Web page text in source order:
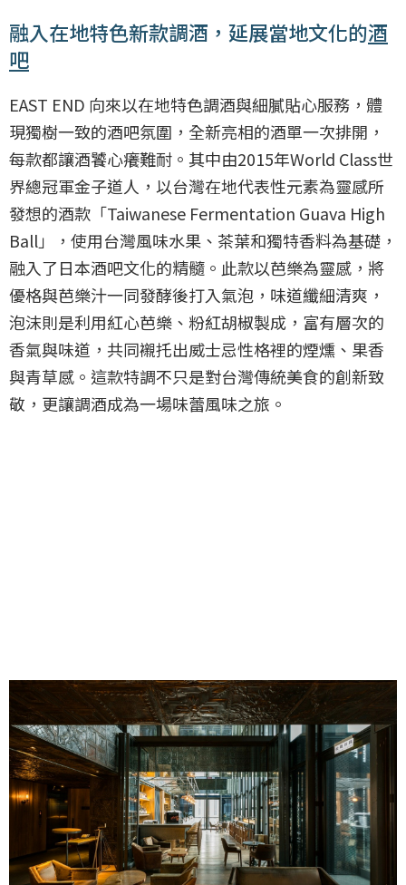
融入在地特色新款調酒，延展當地文化的酒
吧
EAST END 向來以在地特色調酒與細膩貼心服務，體
現獨樹一致的酒吧氛圍，全新亮相的酒單一次排開，
每款都讓酒饕心癢難耐。其中由2015年World Class世
界總冠軍金子道人，以台灣在地代表性元素為靈感所
發想的酒款「Taiwanese Fermentation Guava High
Ball」，使用台灣風味水果、茶葉和獨特香料為基礎，
融入了日本酒吧文化的精髓。此款以芭樂為靈感，將
優格與芭樂汁一同發酵後打入氣泡，味道纖細清爽，
泡沫則是利用紅心芭樂、粉紅胡椒製成，富有層次的
香氣與味道，共同襯托出威士忌性格裡的煙燻、果香
與青草感。這款特調不只是對台灣傳統美食的創新致
敬，更讓調酒成為一場味蕾風味之旅。